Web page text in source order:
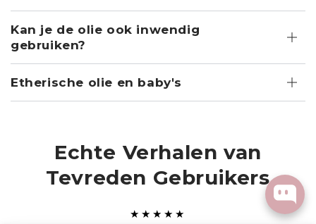
Kan je de olie ook inwendig
gebruiken?
Etherische olie en baby's
Echte Verhalen van
Tevreden Gebruikers